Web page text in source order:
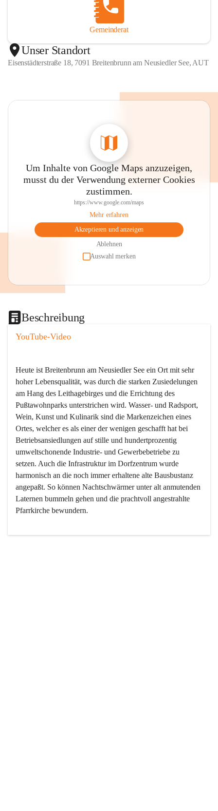
Gemeinderat
Unser Standort
Eisenstädterstraße 18, 7091 Breitenbrunn am Neusiedler See, AUT
Um Inhalte von Google Maps anzuzeigen,
musst du der Verwendung externer Cookies
zustimmen.
https://www.google.com/maps
Mehr erfahren
Akzeptieren und anzeigen
Ablehnen
Auswahl merken
Beschreibung
YouTube-Video
Heute ist Breitenbrunn am Neusiedler See ein Ort mit sehr
hoher Lebensqualität, was durch die starken Zusiedelungen
am Hang des Leithagebirges und die Errichtung des
Pußtawohnparks unterstrichen wird. Wasser- und Radsport,
Wein, Kunst und Kulinarik sind die Markenzeichen eines
Ortes, welcher es als einer der wenigen geschafft hat bei
Betriebsansiedlungen auf stille und hundertprozentig
umweltschonende Industrie- und Gewerbebetriebe zu
setzen. Auch die Infrastruktur im Dorfzentrum wurde
harmonisch an die noch immer erhaltene alte Bausbustanz
angepaßt. So können Nachtschwärmer unter alt anmutenden
Laternen bummeln gehen und die prachtvoll angestrahlte
Pfarrkirche bewundern.
Der Weinbau dominert heute nicht mehr, ist aber integrativer